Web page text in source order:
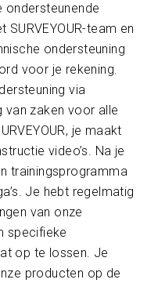
ondersteunende
team en
ondersteuning
voor je rekening.
via
van zaken voor alle
je maakt
video’s. Na je
trainingsprogramma
Je hebt regelmatig
van onze
specifieke
op te lossen. Je
producten op de